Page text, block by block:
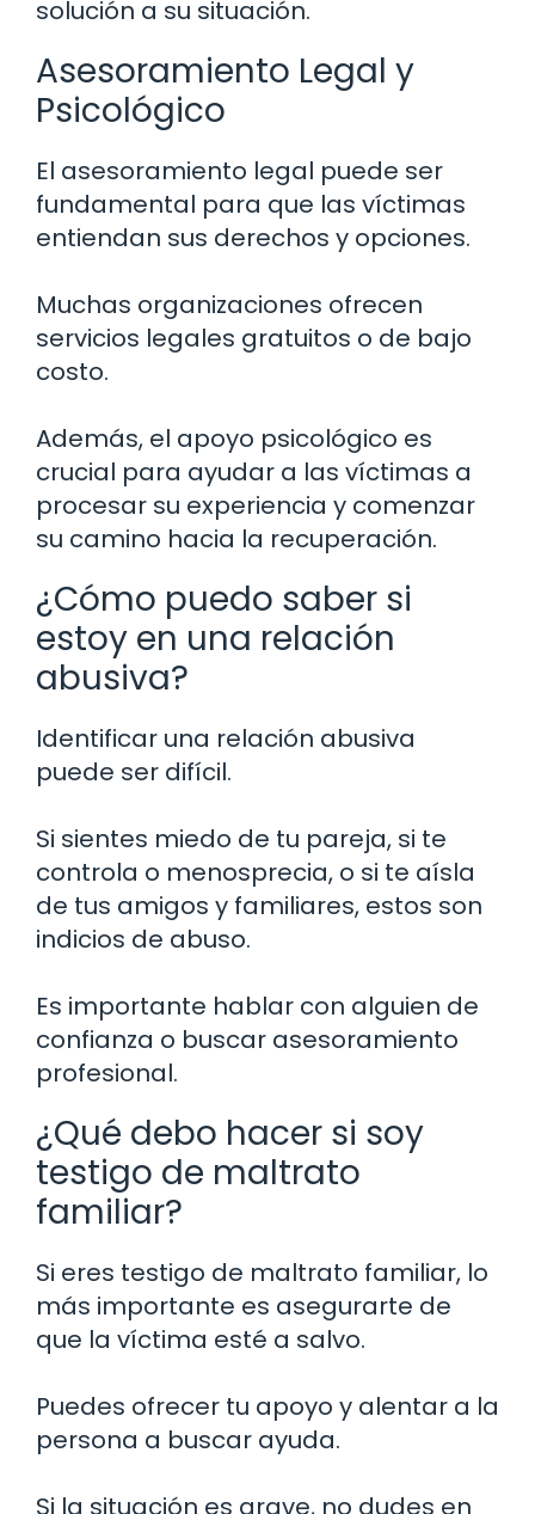
solución a su situación.
Asesoramiento Legal y
Psicológico
El asesoramiento legal puede ser
fundamental para que las víctimas
entiendan sus derechos y opciones.
Muchas organizaciones ofrecen
servicios legales gratuitos o de bajo
costo.
Además, el apoyo psicológico es
crucial para ayudar a las víctimas a
procesar su experiencia y comenzar
su camino hacia la recuperación.
¿Cómo puedo saber si
estoy en una relación
abusiva?
Identificar una relación abusiva
puede ser difícil.
Si sientes miedo de tu pareja, si te
controla o menosprecia, o si te aísla
de tus amigos y familiares, estos son
indicios de abuso.
Es importante hablar con alguien de
confianza o buscar asesoramiento
profesional.
¿Qué debo hacer si soy
testigo de maltrato
familiar?
Si eres testigo de maltrato familiar, lo
más importante es asegurarte de
que la víctima esté a salvo.
Puedes ofrecer tu apoyo y alentar a la
persona a buscar ayuda.
Si la situación es grave, no dudes en